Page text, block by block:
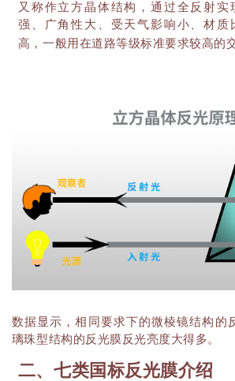
又称作立方晶体结构，通过全反射实
强、广角性大、受天气影响小、材质
高，一般用在道路等级标准要求较高的
数据显示，相同要求下的微棱镜结构的
璃珠型结构的反光膜反光亮度大得多。
二、七类国标反光膜介绍